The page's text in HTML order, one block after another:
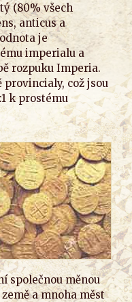
(80% všech
anticus a
je
imperialu a
rozpuku Imperia.
což jsou
k prostému
společnou měnou
a mnoha měst